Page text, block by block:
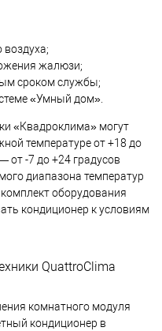
воздуха;
жалюзи;
сроком службы;
«Умный дом».
«Квадроклима» могут
температуре от +18 до
от -7 до +24 градусов
диапазона температур
оборудования
кондиционер к условиям
QuattroClima
комнатного модуля
кондиционер в